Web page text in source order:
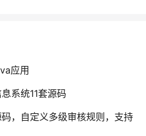
应用
系统11套源码
，自定义多级审核规则，支持